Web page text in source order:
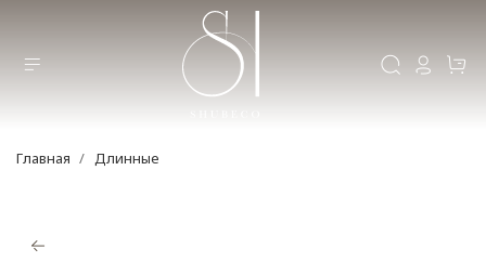
Главная Длинные